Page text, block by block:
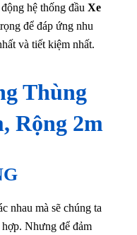
hệ thống đầu Xe
để đáp ứng nhu
và tiết kiệm nhất.
Thùng
Rộng 2m
nhau mà sẽ chúng ta
Nhưng để đảm